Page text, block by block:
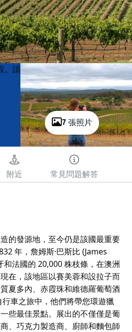
7 張照片
。請
附近 常見問題解答
的發源地，至今仍是該國最重要
年，詹姆斯·巴斯比 (James
法國的 20,000 株枝條，在澳洲
在，該地區以賽美蓉和設拉子而
夏多內、赤霞珠和維德羅葡萄酒
車之旅中，他們將帶您環遊獵
些最佳景點。展出的不僅僅是葡
、巧克力製造商、廚師和麵包師